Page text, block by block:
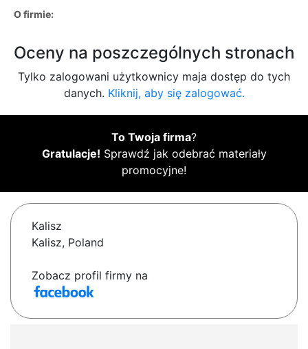
O firmie:
Oceny na poszczególnych stronach
Tylko zalogowani użytkownicy maja dostęp do tych
danych. Kliknij, aby się zalogować.
To Twoja firma?
Gratulacje! Sprawdź jak odebrać materiały
promocyjne!
Kalisz
Kalisz, Poland
Zobacz profil firmy na